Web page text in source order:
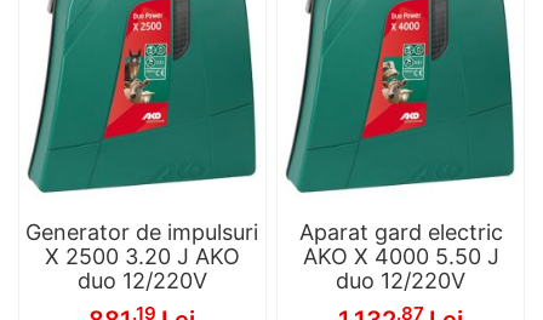
Generator de impulsuri
X 2500 3.20 J AKO
duo 12/220V
.19
Aparat gard electric
AKO X 4000 5.50 J
duo 12/220V
.87